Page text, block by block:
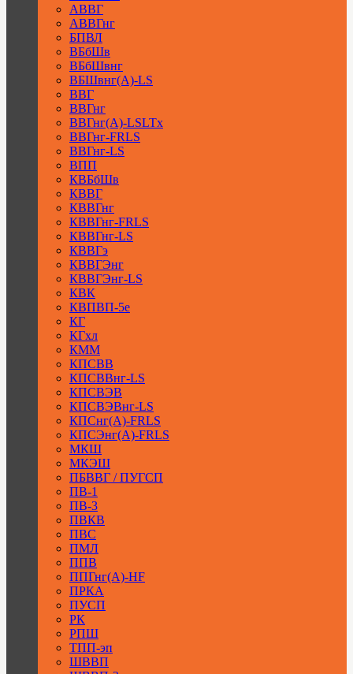
АВВГ
АВВГнг
БПВЛ
ВБбШв
ВБбШвнг
ВБШвнг(А)-LS
ВВГ
ВВГнг
ВВГнг(А)-LSLTx
ВВГнг-FRLS
ВВГнг-LS
ВПП
КВБбШв
КВВГ
КВВГнг
КВВГнг-FRLS
КВВГнг-LS
КВВГэ
КВВГЭнг
КВВГЭнг-LS
КВК
КВПВП-5е
КГ
КГхл
КММ
КПСВВ
КПСВВнг-LS
КПСВЭВ
КПСВЭВнг-LS
КПСнг(А)-FRLS
КПСЭнг(А)-FRLS
МКШ
МКЭШ
ПБВВГ / ПУГСП
ПВ-1
ПВ-3
ПВКВ
ПВС
ПМЛ
ППВ
ППГнг(А)-HF
ПРКА
ПУСП
РК
РПШ
ТПП-эп
ШВВП